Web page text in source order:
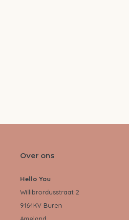
Over ons
Hello You
Willibrordusstraat 2
9164KV Buren